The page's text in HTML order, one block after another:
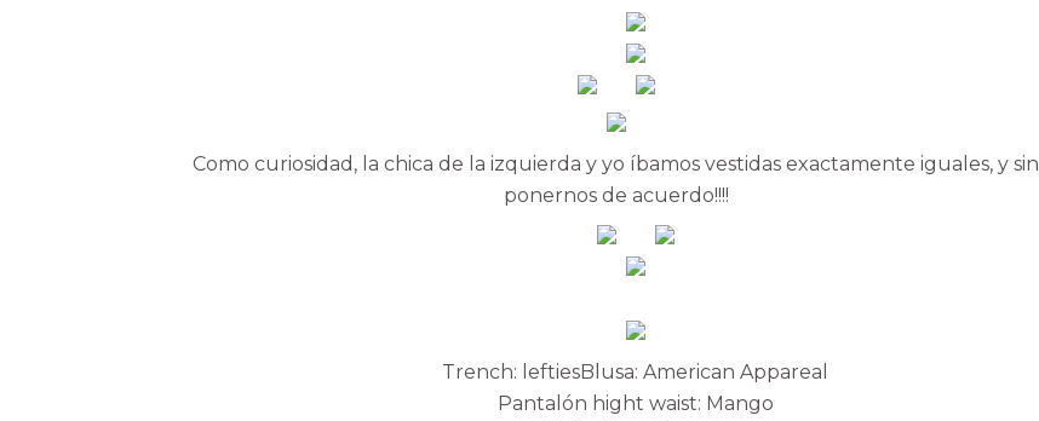
Como curiosidad, la chica de la izquierda y yo íbamos vestidas exactamente iguales, y sin
ponernos de acuerdo!!!!
Trench: leftiesBlusa: American Appareal
Pantalón hight waist: Mango